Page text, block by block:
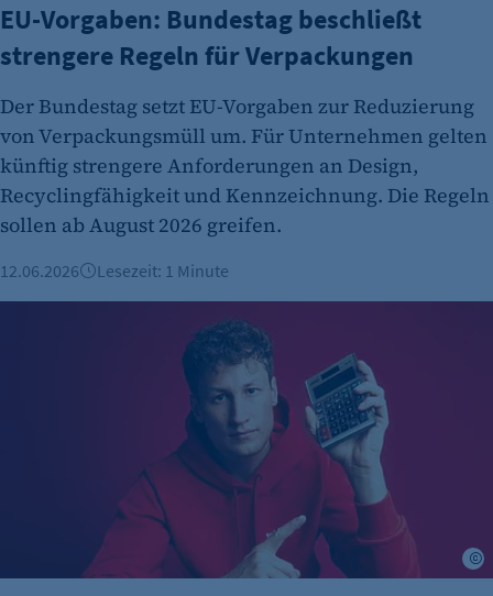
EU-Vorgaben: Bundestag beschließt
strengere Regeln für Verpackungen
Der Bundestag setzt EU-Vorgaben zur Reduzierung
von Verpackungsmüll um. Für Unternehmen gelten
künftig strengere Anforderungen an Design,
Recyclingfähigkeit und Kennzeichnung. Die Regeln
sollen ab August 2026 greifen.
12.06.2026 Lesezeit: 1 Minute
Fairster Energie macht Strom zur Vertrauenssache